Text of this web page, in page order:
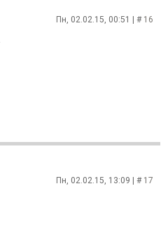
Пн, 02.02.15, 00:51 | # 16
Пн, 02.02.15, 13:09 | # 17